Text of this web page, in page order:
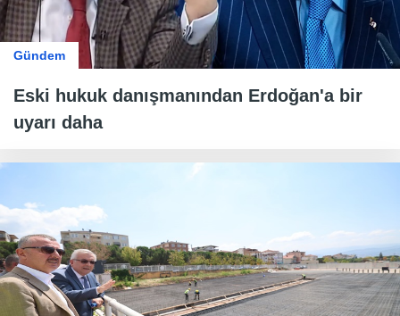
Gündem
Eski hukuk danışmanından Erdoğan'a bir
uyarı daha